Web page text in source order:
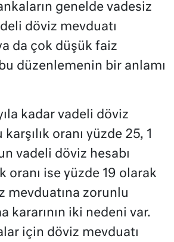
genelde vadesiz
döviz mevduatı
da çok düşük faiz
düzenlemenin bir anlamı
kadar vadeli döviz
oranı yüzde 25, 1
vadeli döviz hesabı
oranı ise yüzde 19 olarak
mevduatına zorunlu
kararının iki nedeni var.
için döviz mevduatı